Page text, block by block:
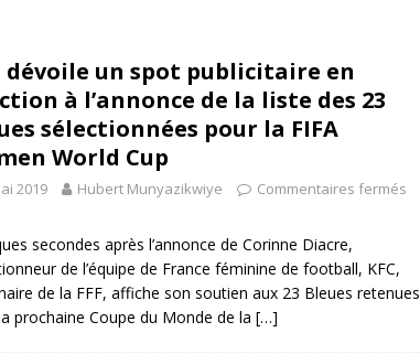
pompiers face aux incendies dans les Landes
RUGBY
réinvente son maillot avec un nouvel artiste chaque saison
dévoile un spot publicitaire en
à l’annonce de la liste des 23
sélectionnées pour la FIFA
World Cup
2019 Hubert Munyazikwiye Commentaires fermés
secondes après l’annonce de Corinne Diacre,
de l’équipe de France féminine de football, KFC,
de la FFF, affiche son soutien aux 23 Bleues retenues
prochaine Coupe du Monde de la […]